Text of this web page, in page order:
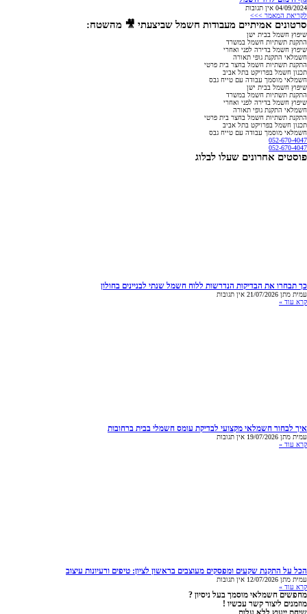
04/09/2024 אין תגובות
לקריאת המאמר >>>
סרטונים אמיתיים מעבודות חשמל שביצעתי 🎥 מהשטח:
שיפוץ חשמל בבית ישן
התקנת תשתיות חשמל במשרד
שיפוץ חשמל בדירה לפני ואחרי
חשמלאי התקנת גופי תאורה
התקנת תשתיות חשמל בחצר בית פרטי
תכנון חשמל בפרויקט בתל אביב
חשמלאי מוסמך עבודה עם טייח גבס
שיפוץ חשמל בבית ישן
התקנת תשתיות חשמל במשרד
שיפוץ חשמל בדירה לפני ואחרי
חשמלאי התקנת גופי תאורה
התקנת תשתיות חשמל בחצר בית פרטי
תכנון חשמל בפרויקט בתל אביב
חשמלאי מוסמך עבודה עם טייח גבס
052-670-4047
052-670-4047
פוסטים אחרונים שעלו לבלוג
כך תבחרו את הבדיקות הנדרשות ללוח חשמל שנתי לבניינים בחולון
עמית מתן 21/07/2026 אין תגובות
קרא עוד »
איך לבחור חשמלאי מקצועי לבדיקת עומס חשמלי בבית ברחובות
עמית מתן 19/07/2026 אין תגובות
קרא עוד »
הכל על התקנת שקעים ומפסקים מעוצבים בראשון לציון: טיפים ורעיונות עיצוב
עמית מתן 12/07/2026 אין תגובות
קרא עוד »
מחפשים חשמלאי מוסמך בעל ניסיון ?
מוזמנים ליצור קשר עכשיו !